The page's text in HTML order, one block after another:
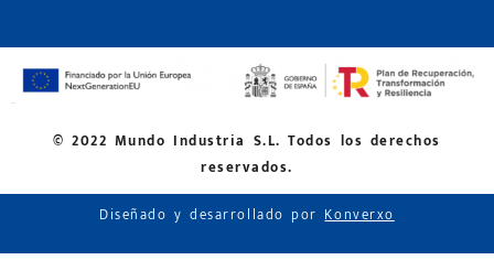
© 2022 Mundo Industria S.L. Todos los derechos
reservados.
Diseñado y desarrollado porKonverxo